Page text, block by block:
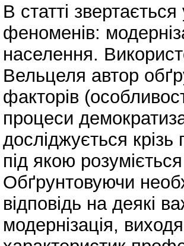
В статті
феноменів:
населення.
Вельцеля автор
факторів
процеси
досліджується
під якою
Обґрунтовуючи
відповідь на деякі
модернізація,